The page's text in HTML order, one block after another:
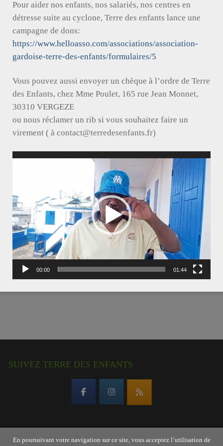
SUIVEZ TERRE DES ENFANTS
Pour aider nos enfants, nos salariés, nos centres en
détresse suite au cyclone, Terre des enfants lance une
campagne de dons:
https://www.helloasso.com/associations/association-
gardoise-terre-des-enfants/formulaires/5
Vous pouvez aussi envoyer un chèque à l’ordre de Terre
des Enfants, chez Mme Poulet, 165 rue Jean Monnet,
30310 VERGEZE
ou nous réclamer un rib si vous souhaitez faire un
virement ( à contact@terredesenfants.fr)
Lecteur
00:00 01:44
En poursuivant votre navigation sur ce site, vous acceptez l’utilisation de